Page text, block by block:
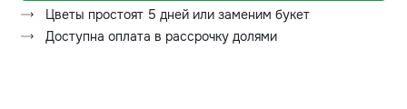
Цветы простоят 5 дней или заменим букет
Доступна оплата в рассрочку долями